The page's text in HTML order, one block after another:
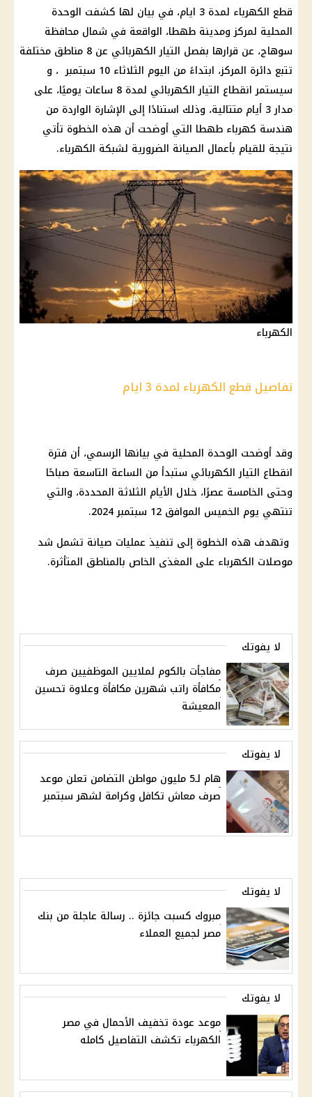
قطع الكهرباء لمدة 3 ايام، في بيان لها كشفت الوحدة
المحلية لمركز ومدينة طهطا، الواقعة في شمال محافظة
سوهاج، عن قرارها بفصل التيار الكهربائي عن 8 مناطق مختلفة
تتبع دائرة المركز، ابتداءً من اليوم الثلاثاء 10 سبتمبر ، و
سيستمر انقطاع التيار الكهربائي لمدة 8 ساعات يوميًا، على
مدار 3 أيام متتالية، وذلك استنادًا إلى الإشارة الواردة من
هندسة كهرباء طهطا التي أوضحت أن هذه الخطوة تأتي
نتيجة للقيام بأعمال الصيانة الضرورية لشبكة الكهرباء.
الكهرباء
تفاصيل قطع الكهرباء لمدة 3 ايام
وقد أوضحت الوحدة المحلية في بيانها الرسمي، أن فترة
انقطاع التيار الكهربائي ستبدأ من الساعة التاسعة صباحًا
وحتى الخامسة عصرًا، خلال الأيام الثلاثة المحددة، والتي
تنتهي يوم الخميس الموافق 12 سبتمبر 2024.
وتهدف هذه الخطوة إلى تنفيذ عمليات صيانة تشمل شد
موصلات الكهرباء على المغذى الخاص بالمناطق المتأثرة.
لا يفوتك
مفاجأت بالكوم لملايين الموظفيين صرف
مكافأة راتب شهرين مكافأة وعلاوة تحسين
المعيشة
لا يفوتك
هام لـ5 مليون مواطن التضامن تعلن موعد
صرف معاش تكافل وكرامة لشهر سبتمبر
لا يفوتك
مبروك كسبت جائزة .. رسالة عاجلة من بنك
مصر لجميع العملاء
لا يفوتك
موعد عودة تخفيف الأحمال في مصر
الكهرباء تكشف التفاصيل كامله